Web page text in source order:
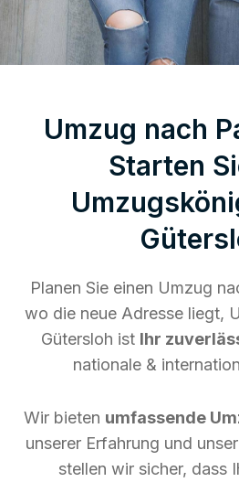
Umzug nach
Starten
Planen Sie einen Umzug
wo die neue Adresse liegt,
Gütersloh ist Ihr
nationale &
Wir bieten umfassende
unserer Erfahrung und
stellen wir sicher, dass